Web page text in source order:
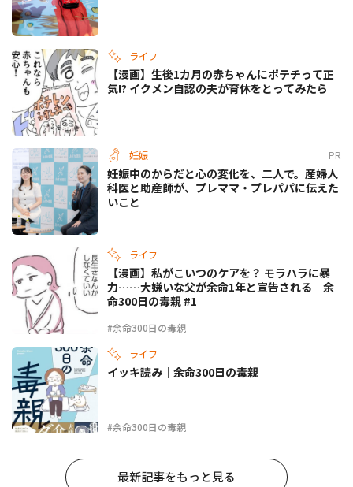
ライフ
【漫画】生後1カ月の赤ちゃんにポテチって正
気!? イクメン自認の夫が育休をとってみたら
妊娠 PR
妊娠中のからだと心の変化を、二人で。産婦人
科医と助産師が、プレママ・プレパパに伝えた
いこと
ライフ
#余命300日の毒親
【漫画】私がこいつのケアを？ モラハラに暴
力……大嫌いな父が余命1年と宣告される｜余
命300日の毒親 #1
ライフ
#余命300日の毒親
イッキ読み｜余命300日の毒親
最新記事をもっと見る